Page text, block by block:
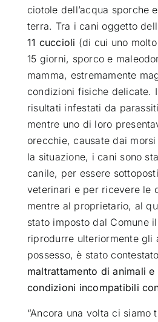
ciotole dell’acqua sporche
terra. Tra i cani oggetto
11 cuccioli (di cui uno
15 giorni, sporco e
mamma, estremamente
condizioni fisiche delicate.
risultati infestati da
mentre uno di loro
orecchie, causate dai
la situazione, i cani sono
canile, per essere
veterinari e per ricevere le
mentre al proprietario, al
stato imposto dal Comune
riprodurre ulteriormente gli
possesso, è stato
maltrattamento di animali
condizioni incompatibili
“Ancora una volta ci siamo